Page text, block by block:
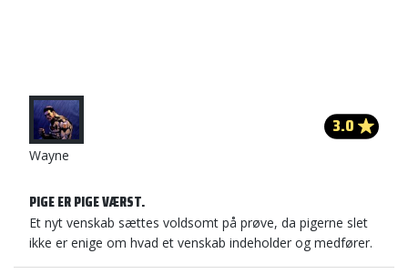
Wayne
3.0
PIGE ER PIGE VÆRST.
Et nyt venskab sættes voldsomt på prøve, da pigerne slet
ikke er enige om hvad et venskab indeholder og medfører.